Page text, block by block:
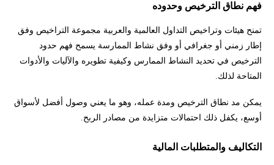
فهم نطاق الترخيص وحدوده
تمنح هيئات وتراخيص التداول العالمية والعربية مجموعة التراخيص وفق
إطار زمني أو جغرافي أو وفق نشاط الممارسة يسمح فهم حدود
الترخيص في تحديد النشاط الممارس وكيفية تطويره والآليات والأدوات
المتاحة لذلك.
يمكن مد نطاق الترخيص ومدة عمله، وهو ما يعني وصول أفضل لأسواق
أوسع، يكفل ذلك احتمالات متزايدة من مصادر الربح.
التكاليف والمتطلبات المالية